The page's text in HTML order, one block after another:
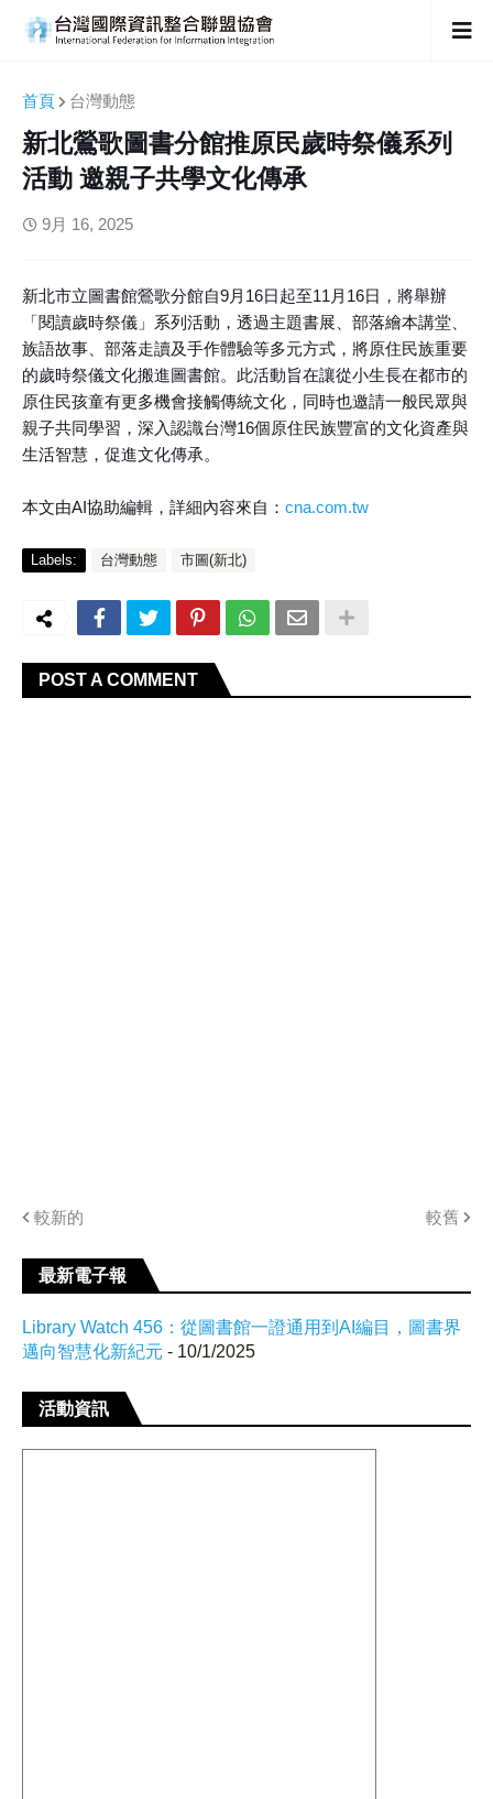
首頁 台灣動態
新北鶯歌圖書分館推原民歲時祭儀系列
活動 邀親子共學文化傳承
9月 16, 2025
新北市立圖書館鶯歌分館自9月16日起至11月16日，將舉辦
「閱讀歲時祭儀」系列活動，透過主題書展、部落繪本講堂、
族語故事、部落走讀及手作體驗等多元方式，將原住民族重要
的歲時祭儀文化搬進圖書館。此活動旨在讓從小生長在都市的
原住民孩童有更多機會接觸傳統文化，同時也邀請一般民眾與
親子共同學習，深入認識台灣16個原住民族豐富的文化資產與
生活智慧，促進文化傳承。
本文由AI協助編輯，詳細內容來自： cna.com.tw
Labels: 台灣動態 市圖(新北)
POST A COMMENT
較新的 較舊
最新電子報
Library Watch 456：從圖書館一證通用到AI編目，圖書界
邁向智慧化新紀元 - 10/1/2025
活動資訊